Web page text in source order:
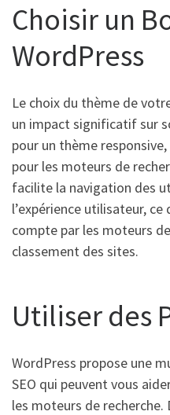
Choisir un
WordPress
Le choix du thème de
un impact significatif sur
pour un thème
pour les moteurs de
facilite la navigation des
l’expérience utilisateur,
compte par les moteurs
classement des sites.
Utiliser des
WordPress propose une
SEO qui peuvent vous
les moteurs de recherche.